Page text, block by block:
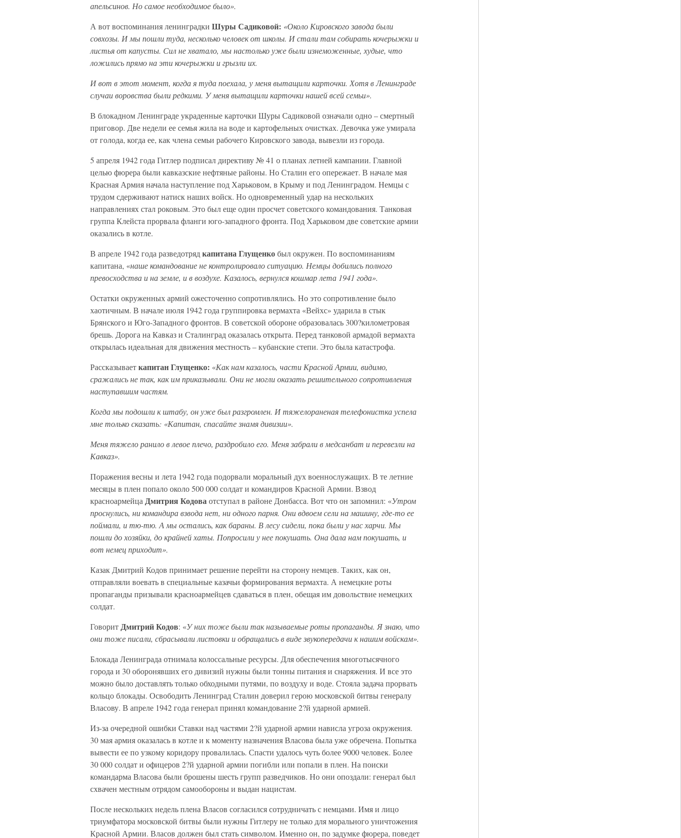
апельсинов. Но самое необходимое было».
А вот воспоминания ленинградки Шуры Садиковой: «Около Кировского завода были
совхозы. И мы пошли туда, несколько человек от школы. И стали там собирать кочерыжки и
листья от капусты. Сил не хватало, мы настолько уже были изнеможенные, худые, что
ложились прямо на эти кочерыжки и грызли их.
И вот в этот момент, когда я туда поехала, у меня вытащили карточки. Хотя в Ленинграде
случаи воровства были редкими. У меня вытащили карточки нашей всей семьи».
В блокадном Ленинграде украденные карточки Шуры Садиковой означали одно – смертный
приговор. Две недели ее семья жила на воде и картофельных очистках. Девочка уже умирала
от голода, когда ее, как члена семьи рабочего Кировского завода, вывезли из города.
5 апреля 1942 года Гитлер подписал директиву № 41 о планах летней кампании. Главной
целью фюрера были кавказские нефтяные районы. Но Сталин его опережает. В начале мая
Красная Армия начала наступление под Харьковом, в Крыму и под Ленинградом. Немцы с
трудом сдерживают натиск наших войск. Но одновременный удар на нескольких
направлениях стал роковым. Это был еще один просчет советского командования. Танковая
группа Клейста прорвала фланги юго-западного фронта. Под Харьковом две советские армии
оказались в котле.
В апреле 1942 года разведотрядкапитана Глущенкобыл окружен. По воспоминаниям
капитана, «наше командование не контролировало ситуацию. Немцы добились полного
превосходства и на земле, и в воздухе. Казалось, вернулся кошмар лета 1941 года».
Остатки окруженных армий ожесточенно сопротивлялись. Но это сопротивление было
хаотичным. В начале июля 1942 года группировка вермахта «Вейхс» ударила в стык
Брянского и Юго-Западного фронтов. В советской обороне образовалась 300?километровая
брешь. Дорога на Кавказ и Сталинград оказалась открыта. Перед танковой армадой вермахта
открылась идеальная для движения местность – кубанские степи. Это была катастрофа.
Рассказываеткапитан Глущенко: «Как нам казалось, части Красной Армии, видимо,
сражались не так, как им приказывали. Они не могли оказать решительного сопротивления
наступавшим частям.
Когда мы подошли к штабу, он уже был разгромлен. И тяжелораненая телефонистка успела
мне только сказать: «Капитан, спасайте знамя дивизии».
Меня тяжело ранило в левое плечо, раздробило его. Меня забрали в медсанбат и перевезли на
Кавказ».
Поражения весны и лета 1942 года подорвали моральный дух военнослужащих. В те летние
месяцы в плен попало около 500 000 солдат и командиров Красной Армии. Взвод
красноармейца Дмитрия Кодоваотступал в районе Донбасса. Вот что он запомнил: «Утром
проснулись, ни командира взвода нет, ни одного парня. Они вдвоем сели на машину, где-то ее
поймали, и тю-тю. А мы остались, как бараны. В лесу сидели, пока были у нас харчи. Мы
пошли до хозяйки, до крайней хаты. Попросили у нее покушать. Она дала нам покушать, и
вот немец приходит».
Казак Дмитрий Кодов принимает решение перейти на сторону немцев. Таких, как он,
отправляли воевать в специальные казачьи формирования вермахта. А немецкие роты
пропаганды призывали красноармейцев сдаваться в плен, обещая им довольствие немецких
солдат.
ГоворитДмитрий Кодов: «У них тоже были так называемые роты пропаганды. Я знаю, что
они тоже писали, сбрасывали листовки и обращались в виде звукопередачи к нашим войскам».
Блокада Ленинграда отнимала колоссальные ресурсы. Для обеспечения многотысячного
города и 30 оборонявших его дивизий нужны были тонны питания и снаряжения. И все это
можно было доставлять только обходными путями, по воздуху и воде. Стояла задача прорвать
кольцо блокады. Освободить Ленинград Сталин доверил герою московской битвы генералу
Власову. В апреле 1942 года генерал принял командование 2?й ударной армией.
Из-за очередной ошибки Ставки над частями 2?й ударной армии нависла угроза окружения.
30 мая армия оказалась в котле и к моменту назначения Власова была уже обречена. Попытка
вывести ее по узкому коридору провалилась. Спасти удалось чуть более 9000 человек. Более
30 000 солдат и офицеров 2?й ударной армии погибли или попали в плен. На поиски
командарма Власова были брошены шесть групп разведчиков. Но они опоздали: генерал был
схвачен местным отрядом самообороны и выдан нацистам.
После нескольких недель плена Власов согласился сотрудничать с немцами. Имя и лицо
триумфатора московской битвы были нужны Гитлеру не только для морального уничтожения
Красной Армии. Власов должен был стать символом. Именно он, по задумке фюрера, поведет